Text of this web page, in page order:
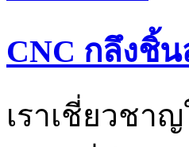
CNC กลึงชิ้
เราเชี่ยวชา